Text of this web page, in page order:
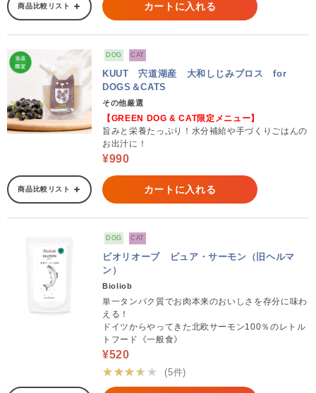
商品比較リスト カートに入れる
DOG CAT
KUUT 宍道湖産 大和しじみブロス for
DOGS＆CATS
その他厳選
【GREEN DOG & CAT限定メニュー】
旨みと栄養たっぷり！水分補給や手づくりごはんの
お出汁に！
¥990
商品比較リスト カートに入れる
DOG CAT
ビオリオーブ ピュア・サーモン（旧ヘルマ
ン）
Bioliob
単一タンパク質でお肉本来のおいしさを存分に味わ
える！
ドイツからやってきた北欧サーモン100％のレトル
トフード《一般食》
¥520
★★★★★
(5件)